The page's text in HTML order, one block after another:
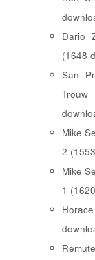
Dario
(1648
San
Mike
2
Mike
1